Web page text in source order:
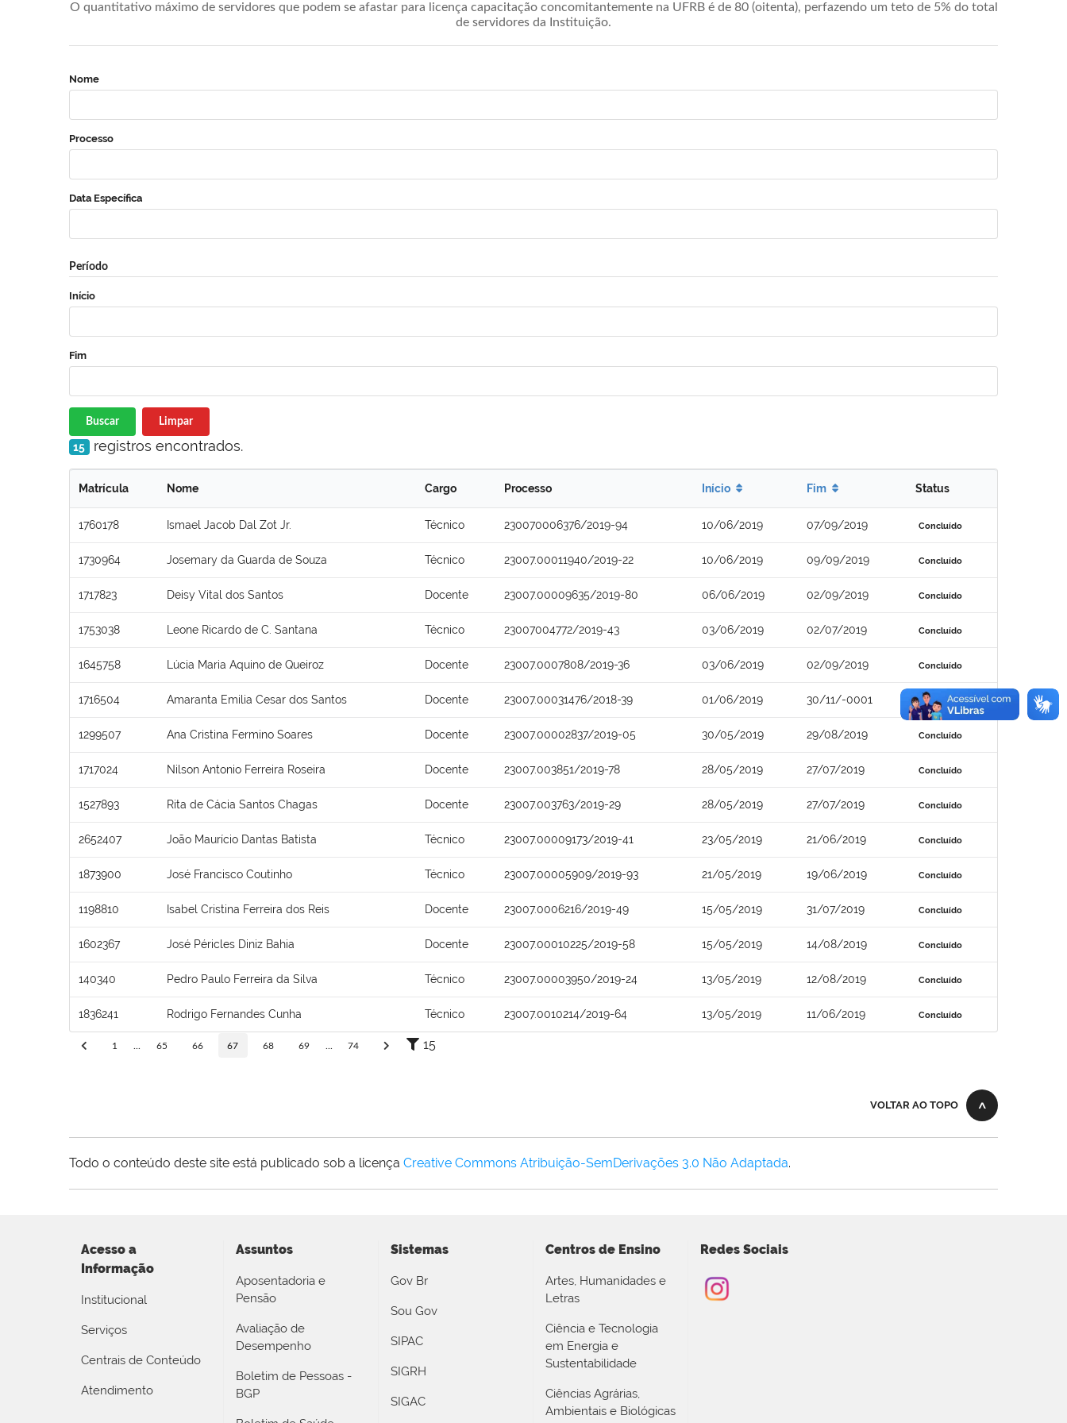
O quantitativo máximo de servidores que podem se afastar para licença capacitação concomitantemente na UFRB é de 80 (oitenta), perfazendo um teto de 5% do total
de servidores da Instituição.
Nome
Processo
Data Específica
Período
Início
Fim
Buscar Limpar
15 registros encontrados.
Matrícula Nome Cargo Processo Início Fim Status
1760178 Ismael Jacob Dal Zot Jr. Técnico 230070006376/2019-94 10/06/2019 07/09/2019 Concluído
1730964 Josemary da Guarda de Souza Técnico 23007.00011940/2019-22 10/06/2019 09/09/2019 Concluído
1717823 Deisy Vital dos Santos Docente 23007.00009635/2019-80 06/06/2019 02/09/2019 Concluído
1753038 Leone Ricardo de C. Santana Técnico 23007004772/2019-43 03/06/2019 02/07/2019 Concluído
1645758 Lúcia Maria Aquino de Queiroz Docente 23007.0007808/2019-36 03/06/2019 02/09/2019 Concluído
1716504 Amaranta Emilia Cesar dos Santos Docente 23007.00031476/2018-39 01/06/2019 30/11/-0001 Concluído
1299507 Ana Cristina Fermino Soares Docente 23007.00002837/2019-05 30/05/2019 29/08/2019 Concluído
1717024 Nilson Antonio Ferreira Roseira Docente 23007.003851/2019-78 28/05/2019 27/07/2019 Concluído
1527893 Rita de Cácia Santos Chagas Docente 23007.003763/2019-29 28/05/2019 27/07/2019 Concluído
2652407 João Maurício Dantas Batista Técnico 23007.00009173/2019-41 23/05/2019 21/06/2019 Concluído
1873900 José Francisco Coutinho Técnico 23007.00005909/2019-93 21/05/2019 19/06/2019 Concluído
1198810 Isabel Cristina Ferreira dos Reis Docente 23007.0006216/2019-49 15/05/2019 31/07/2019 Concluído
1602367 José Péricles Diniz Bahia Docente 23007.00010225/2019-58 15/05/2019 14/08/2019 Concluído
140340 Pedro Paulo Ferreira da Silva Técnico 23007.00003950/2019-24 13/05/2019 12/08/2019 Concluído
1836241 Rodrigo Fernandes Cunha Técnico 23007.0010214/2019-64 13/05/2019 11/06/2019 Concluído
1 65 66 67 68 69 74 15
VOLTAR AO TOPO
Todo o conteúdo deste site está publicado sob a licença Creative Commons Atribuição-SemDerivações 3.0 Não Adaptada.
Acesso a
Informação
Institucional
Serviços
Centrais de Conteúdo
Atendimento
Assuntos
Aposentadoria e
Pensão
Avaliação de
Desempenho
Boletim de Pessoas -
BGP
Sistemas
Gov Br
Sou Gov
SIPAC
SIGRH
SIGAC
Centros de Ensino
Artes, Humanidades e
Letras
Ciência e Tecnologia
em Energia e
Sustentabilidade
Ciências Agrárias,
Ambientais e Biológicas
Redes Sociais